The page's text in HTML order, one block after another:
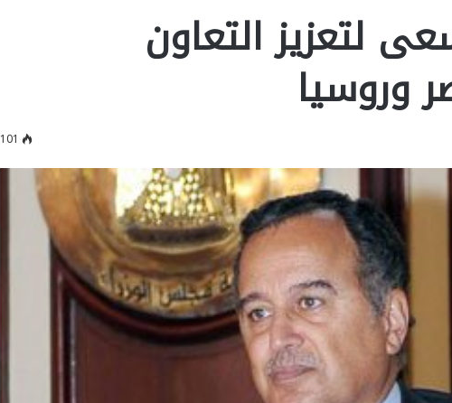
لتعزيز التعاون
وروسيا
101